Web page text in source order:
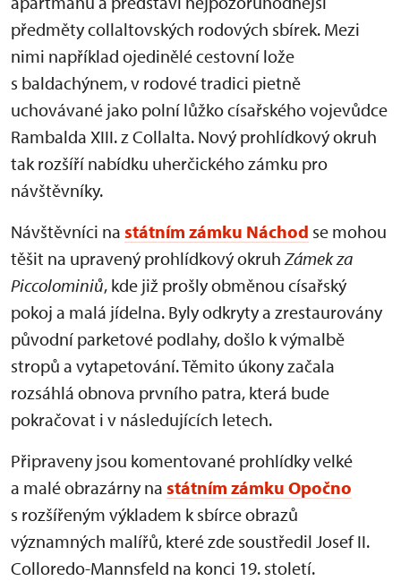
předměty collaltovských rodových sbírek. Mezi
nimi například ojedinělé cestovní lože
s baldachýnem, v rodové tradici pietně
uchovávané jako polní lůžko císařského vojevůdce
Rambalda XIII. z Collalta. Nový prohlídkový okruh
tak rozšíří nabídku uherčického zámku pro
návštěvníky.
Návštěvníci na státním zámku Náchod se mohou
těšit na upravený prohlídkový okruhZámek za
Piccolominiů, kde již prošly obměnou císařský
pokoj a malá jídelna. Byly odkryty a zrestaurovány
původní parketové podlahy, došlo k výmalbě
stropů a vytapetování. Těmito úkony začala
rozsáhlá obnova prvního patra, která bude
pokračovat i v následujících letech.
Připraveny jsou komentované prohlídky velké
a malé obrazárny na státním zámku Opočno
s rozšířeným výkladem k sbírce obrazů
významných malířů, které zde soustředil Josef II.
Colloredo-Mannsfeld na konci 19. století.